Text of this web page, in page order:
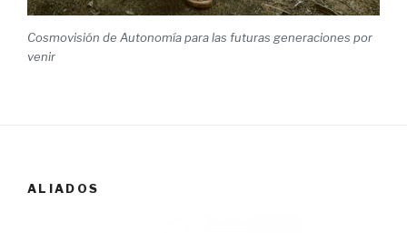
Cosmovisión de Autonomía para las futuras generaciones por
venir
ALIADOS